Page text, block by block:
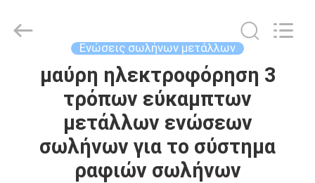
ΣΠΊΤΙ
ΠΡΟΪΌΝΤΑ
ΣΧΕΤΙΚΆ
Ενώσεις σωλήνων μετάλλων
μαύρη ηλεκτροφόρηση 3
τρόπων εύκαμπτων
μετάλλων ενώσεων
σωλήνων για το σύστημα
ραφιών σωλήνων